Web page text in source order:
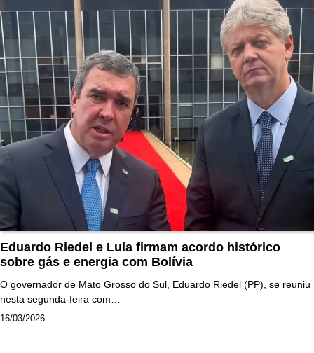
Eduardo Riedel e Lula firmam acordo histórico
sobre gás e energia com Bolívia
O governador de Mato Grosso do Sul, Eduardo Riedel (PP), se reuniu
nesta segunda-feira com…
16/03/2026